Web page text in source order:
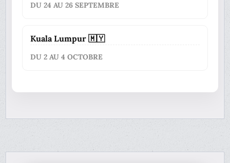
DU 24 AU 26 SEPTEMBRE
Kuala Lumpur 🇲🇾
DU 2 AU 4 OCTOBRE